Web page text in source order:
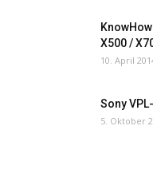
X500 /
10. April
Sony
5. Oktober